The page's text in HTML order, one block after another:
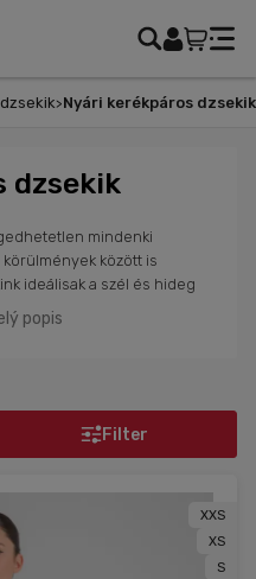
Nyári kerékpáros dzsekik
dzsekik
mindenki
körülmények között is
ideálisak a szél és hideg
napokon. Lélegző
a kényelmet az
Válassz a Sportful, Alé
popis
Filter
XXS
XS
S